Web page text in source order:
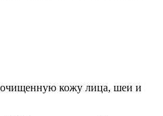
кожу лица, шеи и